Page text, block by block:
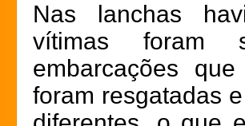
Nas lanchas
vítimas foram
embarcações
foram resgatadas